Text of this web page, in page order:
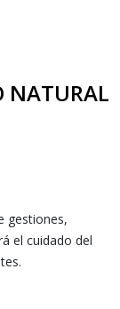
NATURAL
gestiones,
el cuidado del